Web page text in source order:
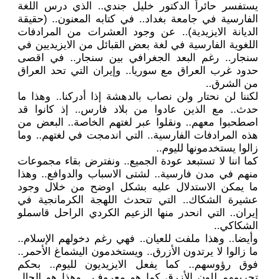
يستفسر حائراً الدكتور خليل جندي.. الذي درس اللغة
الفارسية في جامعة بغداد.. في كتابه المعنون.. (حقيقة
الديانة الايزيدية).. عن وجود العشرات من المرادفات
اللغوية الفارسية في لغة بعض القبائل من الايزيديين في
سنجار.. رغم البعد الجغرافي بين سنجار.. في اقصى
حدود غرب العراق مع سوريا.. وإيران التي تحد العراق
من الشرق..
لكننا لن نحتار ولن نصاب بالدهشة إذا أدركنا.. وهذا ما
حدث.. مع الذين عادوا من بلاد فارس.. إذ كانوا قد
اصطحبوا معهم.. ونقلوا عبر لغتهم الخاصة.. البعض من
هذه المرادفات الفارسية.. التي اندمجت في لغتهم.. وما
زالوا يستخدمونها لليوم..
كما اننا لا تستبعد عودة الجميع.. ونفترض بقاء مجموعات
منهم في مدن فارسية.. لشتى الاسباب والدوافع.. وهذا
ما يمكن الاستدلال عليه بشكل اوضح من خلال وجود
عشيرة الشكاك.. التي تتحدث اللهجة الكرمانجية في
إيران.. التي انحدر منها الزعيم الكردي الراحل قاسملو
الشكاكي..
وأيضا.. وهذا ملفت للعيان.. فهي رغم دخولهم الإسلام..
ما زالوا لا يرتدون الأزرق.. ويستخدمون اليشماغ الأحمر..
فوق رؤوسهم.. كما يفعل الايزيديون لليوم.. بحكم